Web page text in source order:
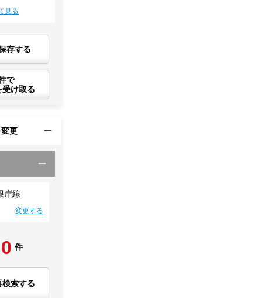
見る
存する
で
受け取る
更
岸線
変更する
0 件
検索する